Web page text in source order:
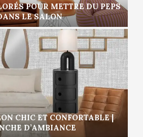
POUR METTRE DU PEPS
LE SALON
CHIC ET CONFORTABLE |
D’AMBIANCE